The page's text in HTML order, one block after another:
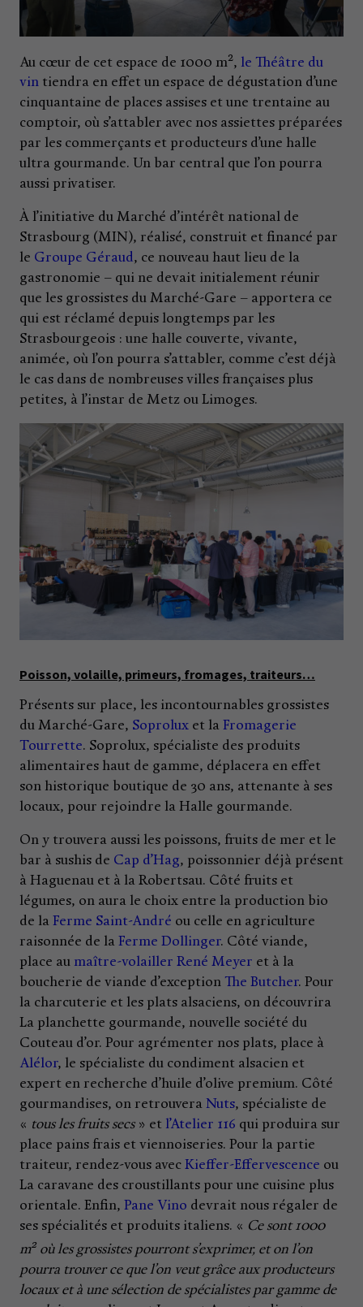
Au cœur de cet espace de 1000 m2, le Théâtre du
vin tiendra en effet un espace de dégustation d’une
cinquantaine de places assises et une trentaine au
comptoir, où s’attabler avec nos assiettes préparées
par les commerçants et producteurs d’une halle
ultra gourmande. Un bar central que l’on pourra
aussi privatiser.
À l’initiative du Marché d’intérêt national de
Strasbourg (MIN), réalisé, construit et financé par
le Groupe Géraud, ce nouveau haut lieu de la
gastronomie – qui ne devait initialement réunir
que les grossistes du Marché-Gare – apportera ce
qui est réclamé depuis longtemps par les
Strasbourgeois : une halle couverte, vivante,
animée, où l’on pourra s’attabler, comme c’est déjà
le cas dans de nombreuses villes françaises plus
petites, à l’instar de Metz ou Limoges.
Poisson, volaille, primeurs, fromages, traiteurs…
Présents sur place, les incontournables grossistes
du Marché-Gare, Soprolux et la Fromagerie
Tourrette. Soprolux, spécialiste des produits
alimentaires haut de gamme, déplacera en effet
son historique boutique de 30 ans, attenante à ses
locaux, pour rejoindre la Halle gourmande.
On y trouvera aussi les poissons, fruits de mer et le
bar à sushis de Cap d’Hag, poissonnier déjà présent
à Haguenau et à la Robertsau. Côté fruits et
légumes, on aura le choix entre la production bio
de la Ferme Saint-André ou celle en agriculture
raisonnée de la Ferme Dollinger. Côté viande,
place au maître-volailler René Meyer et à la
boucherie de viande d’exception The Butcher. Pour
la charcuterie et les plats alsaciens, on découvrira
La planchette gourmande, nouvelle société du
Couteau d’or. Pour agrémenter nos plats, place à
Alélor, le spécialiste du condiment alsacien et
expert en recherche d’huile d’olive premium. Côté
gourmandises, on retrouvera Nuts, spécialiste de
« tous les fruits secs» et l’Atelier 116 qui produira sur
place pains frais et viennoiseries. Pour la partie
traiteur, rendez-vous avec Kieffer-Effervescence ou
La caravane des croustillants pour une cuisine plus
orientale. Enfin, Pane Vino devrait nous régaler de
ses spécialités et produits italiens. « Ce sont 1000
m2 où les grossistes pourront s’exprimer, et on l’on
pourra trouver ce que l’on veut grâce aux producteurs
locaux et à une sélection de spécialistes par gamme de